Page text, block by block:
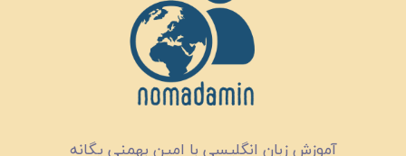
آموزش زبان انگلیسی با امین بهمنی یگانه